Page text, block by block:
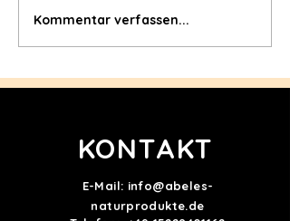
Vital-Kartoffel-Gurken-
Salat mit Rapsöl-
Kommentar verfassen...
KONTAKT
E-Mail: info@abeles-
naturprodukte.de